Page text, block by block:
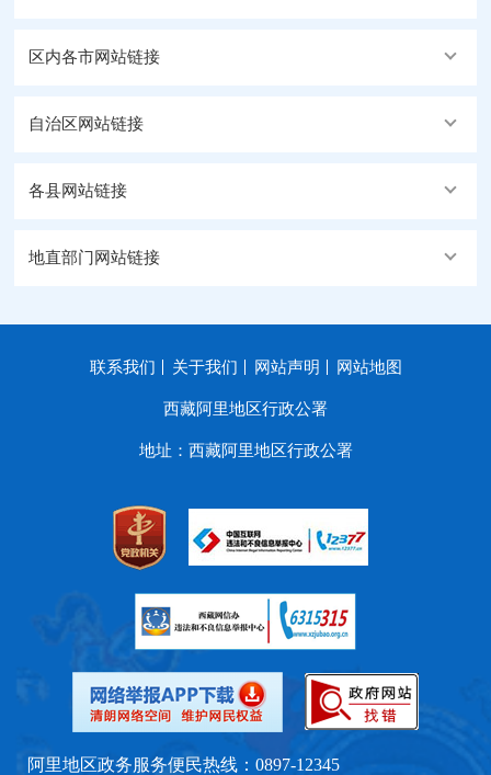
区内各市网站链接
自治区网站链接
各县网站链接
地直部门网站链接
联系我们 关于我们 网站声明 网站地图
西藏阿里地区行政公署
地址：西藏阿里地区行政公署
阿里地区政务服务便民热线：0897-12345